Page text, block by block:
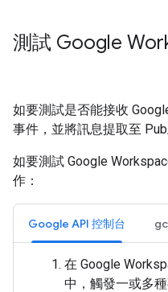
測試 Google
如要測試是否能接收
事件，並將訊息提取至
如要測試 Google
作：
Google API 控制台
在 Google
中，觸發一或多